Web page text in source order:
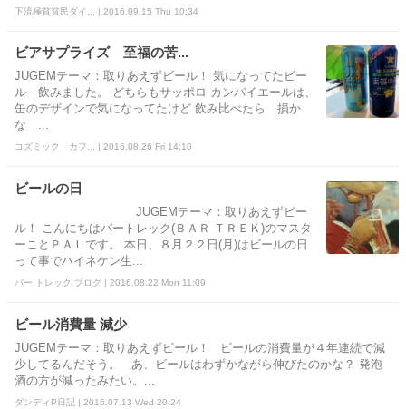
下流極貧貧民ダイ... | 2016.09.15 Thu 10:34
ビアサプライズ 至福の苦...
JUGEMテーマ：取りあえずビール！ 気になってたビー
ル 飲みました。 どちらもサッポロ カンパイエールは、
缶のデザインで気になってたけど 飲み比べたら 損か
な ...
コズミック カフ... | 2016.08.26 Fri 14:10
ビールの日
JUGEMテーマ：取りあえずビー
ル！ こんにちはバートレック(ＢＡＲ ＴＲＥＫ)のマスタ
ーことＰＡＬです。 本日、８月２２日(月)はビールの日
って事でハイネケン生...
バー トレック ブログ | 2016.08.22 Mon 11:09
ビール消費量 減少
JUGEMテーマ：取りあえずビール！ ビールの消費量が４年連続で減
少してるんだそう。 あ、ビールはわずかながら伸びたのかな？ 発泡
酒の方が減ったみたい。...
ダンディP日記 | 2016.07.13 Wed 20:24